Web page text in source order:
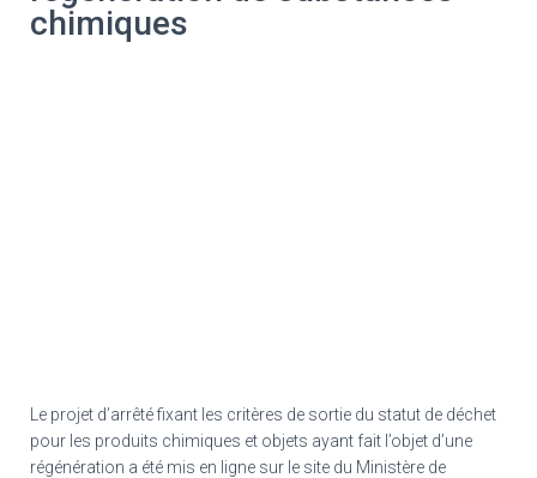
chimiques
Le projet d’arrêté fixant les critères de sortie du statut de déchet
pour les produits chimiques et objets ayant fait l’objet d’une
régénération a été mis en ligne sur le site du Ministère de